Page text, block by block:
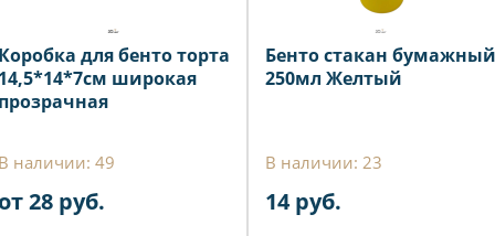
для бенто торта
широкая
наличии: 49
28 руб.
Бенто стакан бумажный
250мл Желтый
В наличии: 23
14 руб.